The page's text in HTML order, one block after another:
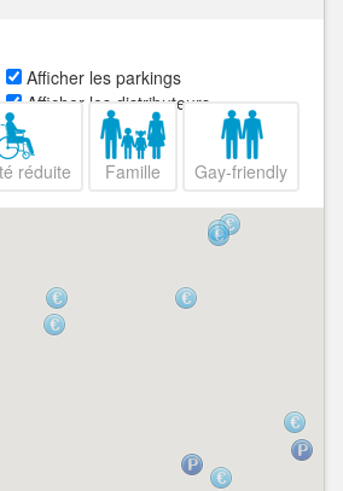
Afficher les parkings
Afficher les distributeurs
réduite Famille Gay-friendly